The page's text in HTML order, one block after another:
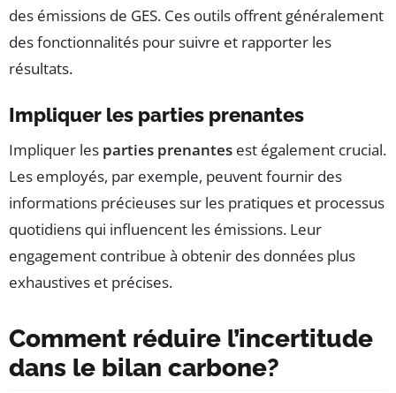
des émissions de GES. Ces outils offrent généralement
des fonctionnalités pour suivre et rapporter les
résultats.
Impliquer les parties prenantes
Impliquer les parties prenantes est également crucial.
Les employés, par exemple, peuvent fournir des
informations précieuses sur les pratiques et processus
quotidiens qui influencent les émissions. Leur
engagement contribue à obtenir des données plus
exhaustives et précises.
Comment réduire l’incertitude
dans le bilan carbone?